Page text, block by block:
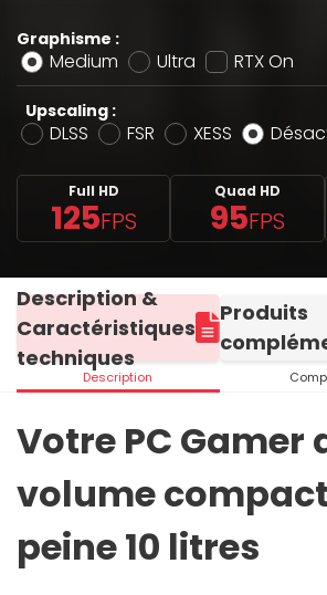
Graphisme :
Medium Ultra RTX On
Upscaling :
DLSS FSR XESS
Full HD
125FPS
Quad HD
95FPS
Description &
Caractéristiques
techniques
Description
Produits
Votre PC Gamer
volume
peine 10 litres